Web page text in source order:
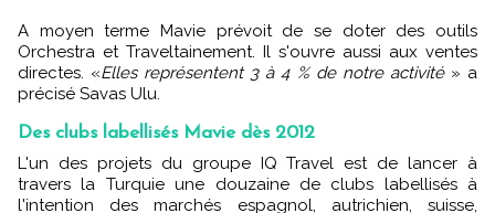
A moyen terme Mavie prévoit de se doter des outils
Orchestra et Traveltainement. Il s'ouvre aussi aux ventes
directes. «Elles représentent 3 à 4 % de notre activité» a
précisé Savas Ulu.
Des clubs labellisés Mavie dès 2012
L'un des projets du groupe IQ Travel est de lancer à
travers la Turquie une douzaine de clubs labellisés à
l'intention des marchés espagnol, autrichien, suisse,